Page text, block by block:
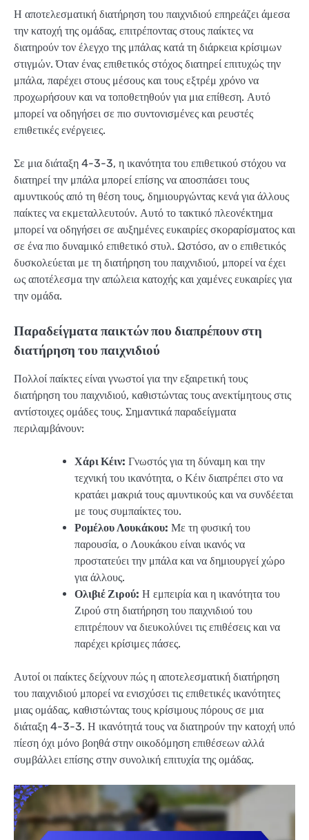
Η αποτελεσματική διατήρηση του παιχνιδιού επηρεάζει άμεσα
την κατοχή της ομάδας, επιτρέποντας στους παίκτες να
διατηρούν τον έλεγχο της μπάλας κατά τη διάρκεια κρίσιμων
στιγμών. Όταν ένας επιθετικός στόχος διατηρεί επιτυχώς την
μπάλα, παρέχει στους μέσους και τους εξτρέμ χρόνο να
προχωρήσουν και να τοποθετηθούν για μια επίθεση. Αυτό
μπορεί να οδηγήσει σε πιο συντονισμένες και ρευστές
επιθετικές ενέργειες.
Σε μια διάταξη 4-3-3, η ικανότητα του επιθετικού στόχου να
διατηρεί την μπάλα μπορεί επίσης να αποσπάσει τους
αμυντικούς από τη θέση τους, δημιουργώντας κενά για άλλους
παίκτες να εκμεταλλευτούν. Αυτό το τακτικό πλεονέκτημα
μπορεί να οδηγήσει σε αυξημένες ευκαιρίες σκοραρίσματος και
σε ένα πιο δυναμικό επιθετικό στυλ. Ωστόσο, αν ο επιθετικός
δυσκολεύεται με τη διατήρηση του παιχνιδιού, μπορεί να έχει
ως αποτέλεσμα την απώλεια κατοχής και χαμένες ευκαιρίες για
την ομάδα.
Παραδείγματα παικτών που διαπρέπουν στη
διατήρηση του παιχνιδιού
Πολλοί παίκτες είναι γνωστοί για την εξαιρετική τους
διατήρηση του παιχνιδιού, καθιστώντας τους ανεκτίμητους στις
αντίστοιχες ομάδες τους. Σημαντικά παραδείγματα
περιλαμβάνουν:
Χάρι Κέιν: Γνωστός για τη δύναμη και την
τεχνική του ικανότητα, ο Κέιν διαπρέπει στο να
κρατάει μακριά τους αμυντικούς και να συνδέεται
με τους συμπαίκτες του.
Ρομέλου Λουκάκου: Με τη φυσική του
παρουσία, ο Λουκάκου είναι ικανός να
προστατεύει την μπάλα και να δημιουργεί χώρο
για άλλους.
Ολιβιέ Ζιρού: Η εμπειρία και η ικανότητα του
Ζιρού στη διατήρηση του παιχνιδιού του
επιτρέπουν να διευκολύνει τις επιθέσεις και να
παρέχει κρίσιμες πάσες.
Αυτοί οι παίκτες δείχνουν πώς η αποτελεσματική διατήρηση
του παιχνιδιού μπορεί να ενισχύσει τις επιθετικές ικανότητες
μιας ομάδας, καθιστώντας τους κρίσιμους πόρους σε μια
διάταξη 4-3-3. Η ικανότητά τους να διατηρούν την κατοχή υπό
πίεση όχι μόνο βοηθά στην οικοδόμηση επιθέσεων αλλά
συμβάλλει επίσης στην συνολική επιτυχία της ομάδας.